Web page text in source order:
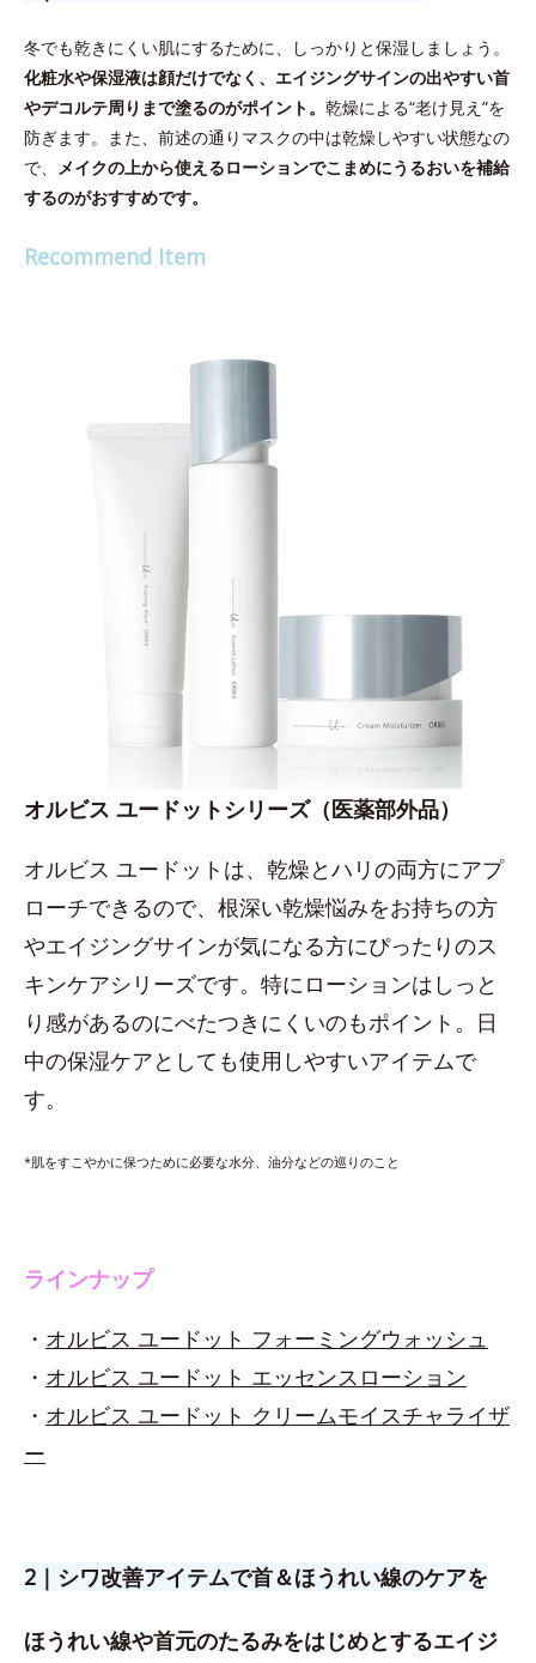
冬でも乾きにくい肌にするために、しっかりと保湿しましょう。
化粧水や保湿液は顔だけでなく、エイジングサインの出やすい首
やデコルテ周りまで塗るのがポイント。 乾燥による“老け見え”を
防ぎます。また、前述の通りマスクの中は乾燥しやすい状態なの
で、 メイクの上から使えるローションでこまめにうるおいを補給
するのがおすすめです。
Recommend Item
オルビス ユードットシリーズ（医薬部外品）
オルビス ユードットは、乾燥とハリの両方にアプ
ローチできるので、根深い乾燥悩みをお持ちの方
やエイジングサインが気になる方にぴったりのス
キンケアシリーズです。特にローションはしっと
り感があるのにべたつきにくいのもポイント。日
中の保湿ケアとしても使用しやすいアイテムで
す。
*肌をすこやかに保つために必要な水分、油分などの巡りのこと
ラインナップ
・ オルビス ユードット フォーミングウォッシュ
・ オルビス ユードット エッセンスローション
・ オルビス ユードット クリームモイスチャライザ
ー
2｜シワ改善アイテムで首＆ほうれい線のケアを
ほうれい線や首元のたるみをはじめとするエイジ